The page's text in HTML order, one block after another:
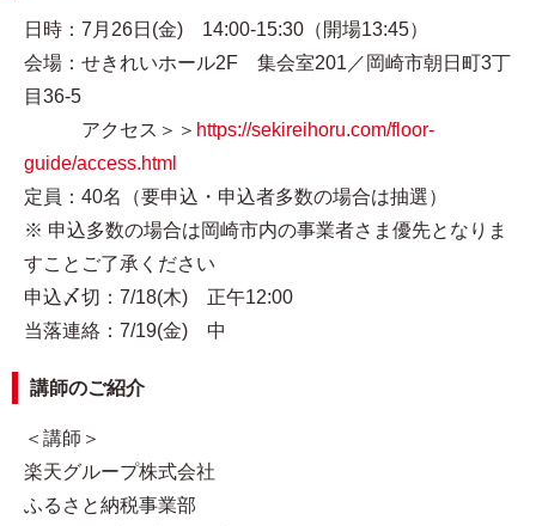
日時：7月26日(金) 14:00-15:30（開場13:45）
会場：せきれいホール2F 集会室201／岡崎市朝日町3丁
目36-5
アクセス＞＞ https://sekireihoru.com/floor-
guide/access.html
定員：40名（要申込・申込者多数の場合は抽選）
※ 申込多数の場合は岡崎市内の事業者さま優先となりま
すことご了承ください
申込〆切：7/18(木) 正午12:00
当落連絡：7/19(金) 中
講師のご紹介
＜講師＞
楽天グループ株式会社
ふるさと納税事業部